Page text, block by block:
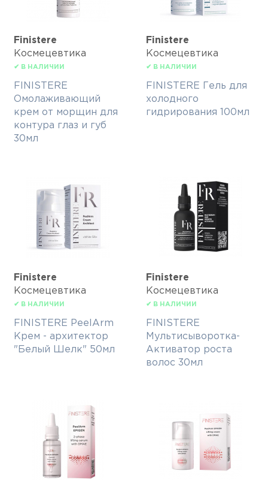
Finisterе
Космецевтика
✔ В НАЛИЧИИ
FINISTERE
Омолаживающий
крем от морщин для
контура глаз и губ
30мл
Finisterе
Космецевтика
✔ В НАЛИЧИИ
FINISTERE Гель для
холодного
гидрирования 100мл
Finisterе
Космецевтика
✔ В НАЛИЧИИ
FINISTERE PeelArm
Крем - архитектор
"Белый Шелк" 50мл
Finisterе
Космецевтика
✔ В НАЛИЧИИ
FINISTERE
Мультисыворотка-
Активатор роста
волос 30мл